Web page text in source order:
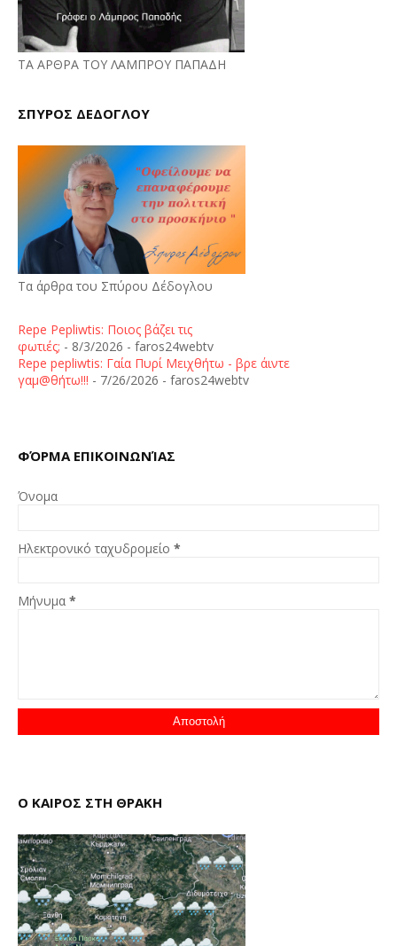
ΤΑ ΑΡΘΡΑ ΤΟΥ ΛΑΜΠΡΟΥ ΠΑΠΑΔΗ
ΣΠΥΡΟΣ ΔΕΔΟΓΛΟΥ
Τα άρθρα του Σπύρου Δέδογλου
Repe Pepliwtis: Ποιος βάζει τις
φωτιές; - 8/3/2026 - faros24webtv
Repe pepliwtis: Γαία Πυρί Μειχθήτω - βρε άιντε
γαμ@θήτω!!! - 7/26/2026 - faros24webtv
ΦΌΡΜΑ ΕΠΙΚΟΙΝΩΝΊΑΣ
Όνομα
Ηλεκτρονικό ταχυδρομείο *
Μήνυμα *
Ο ΚΑΙΡΟΣ ΣΤΗ ΘΡΑΚΗ